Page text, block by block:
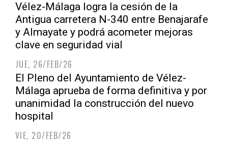
Vélez-Málaga logra la cesión de la
Antigua carretera N-340 entre Benajarafe
y Almayate y podrá acometer mejoras
clave en seguridad vial
JUE, 26/FEB/26
El Pleno del Ayuntamiento de Vélez-
Málaga aprueba de forma definitiva y por
unanimidad la construcción del nuevo
hospital
VIE, 20/FEB/26